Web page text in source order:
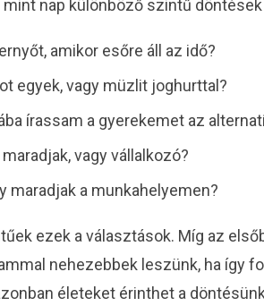
mint nap különböző szintű
amikor esőre áll az idő?
egyek, vagy müzlit joghurttal?
írassam a gyerekemet az
vagy vállalkozó?
maradjak a munkahelyemen?
ezek a választások. Míg az
nehezebbek leszünk, ha így
életeket érinthet a